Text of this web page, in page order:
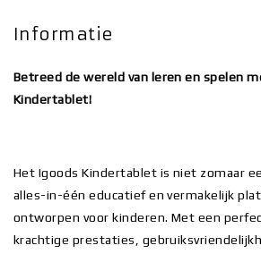
Informatie
Betreed de wereld van leren en spelen
Kindertablet!
Het Igoods Kindertablet is niet zomaar
alles-in-één educatief en vermakelijk
ontworpen voor kinderen. Met een
krachtige prestaties,